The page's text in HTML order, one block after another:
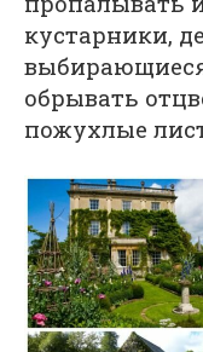
кустарники,
обрывать
пожухлые